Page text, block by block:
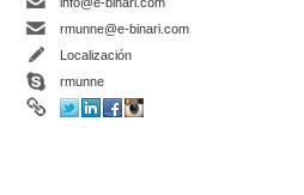
info@e-binari.com
rmunne@e-binari.com
Localización
rmunne